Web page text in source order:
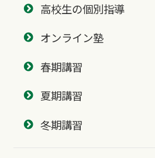
高校生の個別指導
オンライン塾
春期講習
夏期講習
冬期講習